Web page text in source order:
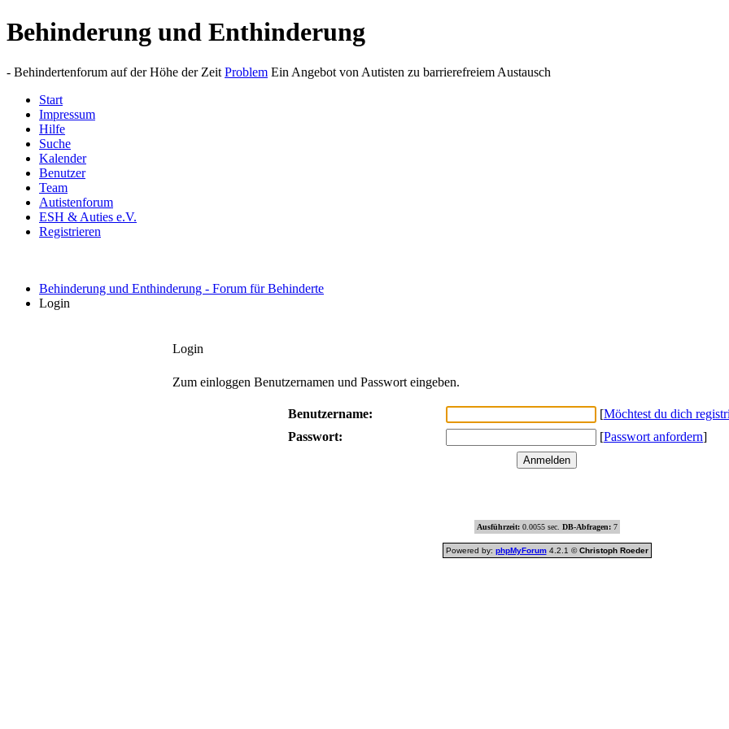
Behinderung und Enthinderung
- Behindertenforum auf der Höhe der Zeit Problem Ein Angebot von Autisten zu barrierefreiem Austausch
Start
Impressum
Hilfe
Suche
Kalender
Benutzer
Team
Autistenforum
ESH & Auties e.V.
Registrieren
Behinderung und Enthinderung - Forum für Behinderte
Login
Login
Zum einloggen Benutzernamen und Passwort eingeben.
Benutzername: [Möchtest du dich
Passwort:
[Passwort anfordern]
Ausführzeit:0.0055 sec. DB-Abfragen:7
Powered by: phpMyForum4.2.1 ©Christoph Roeder